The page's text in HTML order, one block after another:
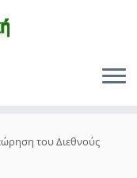
του Διεθνούς